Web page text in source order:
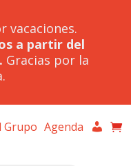
vacaciones.
a partir del
Gracias por la
Grupo Agenda